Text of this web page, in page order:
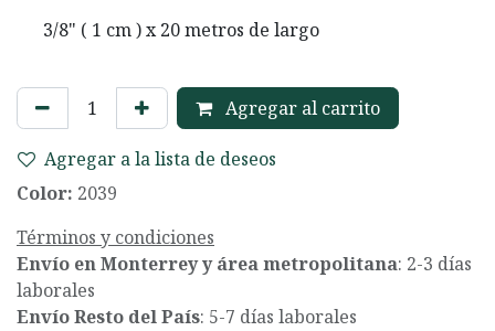
3/8" ( 1 cm ) x 20 metros de largo
Agregar al carrito
Agregar a la lista de deseos
Color: 2039
Términos y condiciones
Envío en Monterrey y área metropolitana: 2-3 días
laborales
Envío Resto del País: 5-7 días laborales